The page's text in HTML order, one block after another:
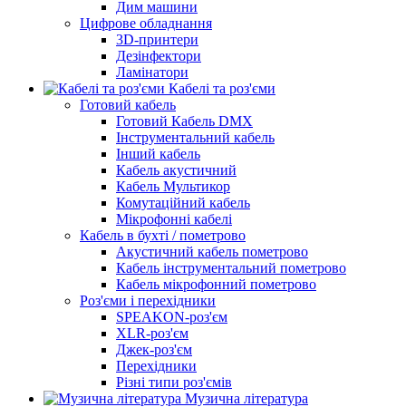
Дим машини
Цифрове обладнання
3D-принтери
Дезінфектори
Ламінатори
Кабелі та роз'єми
Готовий кабель
Готовий Кабель DMX
Інструментальний кабель
Інший кабель
Кабель акустичний
Кабель Мультикор
Комутаційний кабель
Мікрофонні кабелі
Кабель в бухті / пометрово
Акустичний кабель пометрово
Кабель інструментальний пометрово
Кабель мікрофонний пометрово
Роз'єми і перехідники
SPEAKON-роз'єм
XLR-роз'єм
Джек-роз'єм
Перехідники
Різні типи роз'ємів
Музична література